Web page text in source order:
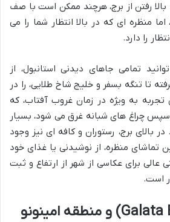
بالا رفتن از برج، هرچند ممکن است با صف
منظره ای که در بالا انتظار شما را می
را دارد.
تمامی جاهای دیدنی استانبول، از
تا تنگه بسفر و خلیج شاخ طلایی، را در
تجربه به ویژه در زمان غروب آفتاب، که
سپس چراغ های شبانه غرق می شود، بسیار
بالای برج، رستوران و کافه ای نیز وجود
تماشای منظره، از نوشیدنی یا غذای خود
عالی برای عکاسی از شهر از ارتفاع و ثبت
است.